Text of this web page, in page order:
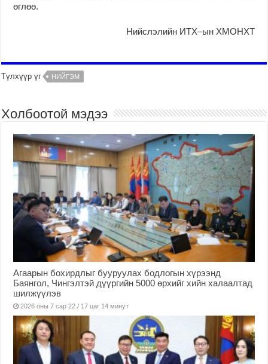
өглөө.
Нийслэлийн ИТХ–ын ХМОНХТ
Түлхүүр үг НИЙГЭМ
Холбоотой мэдээ
Агаарын бохирдлыг бууруулах бодлогын хүрээнд
Баянгол, Чингэлтэй дүүргийн 5000 өрхийг хийн халаалтад
шилжүүлэв
2026 оны 7 сар 22 / 17 цаг 14 минут